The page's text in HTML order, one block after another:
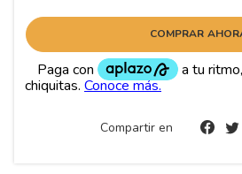
COMPRAR
Compartir en